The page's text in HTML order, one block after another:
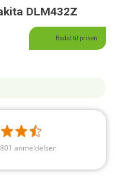
DLM432Z
Bedst til prisen
anmeldelser